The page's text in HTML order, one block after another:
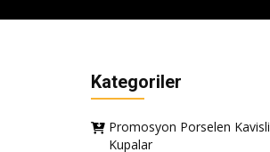
Kategoriler
Promosyon Porselen Kavisli
Kupalar